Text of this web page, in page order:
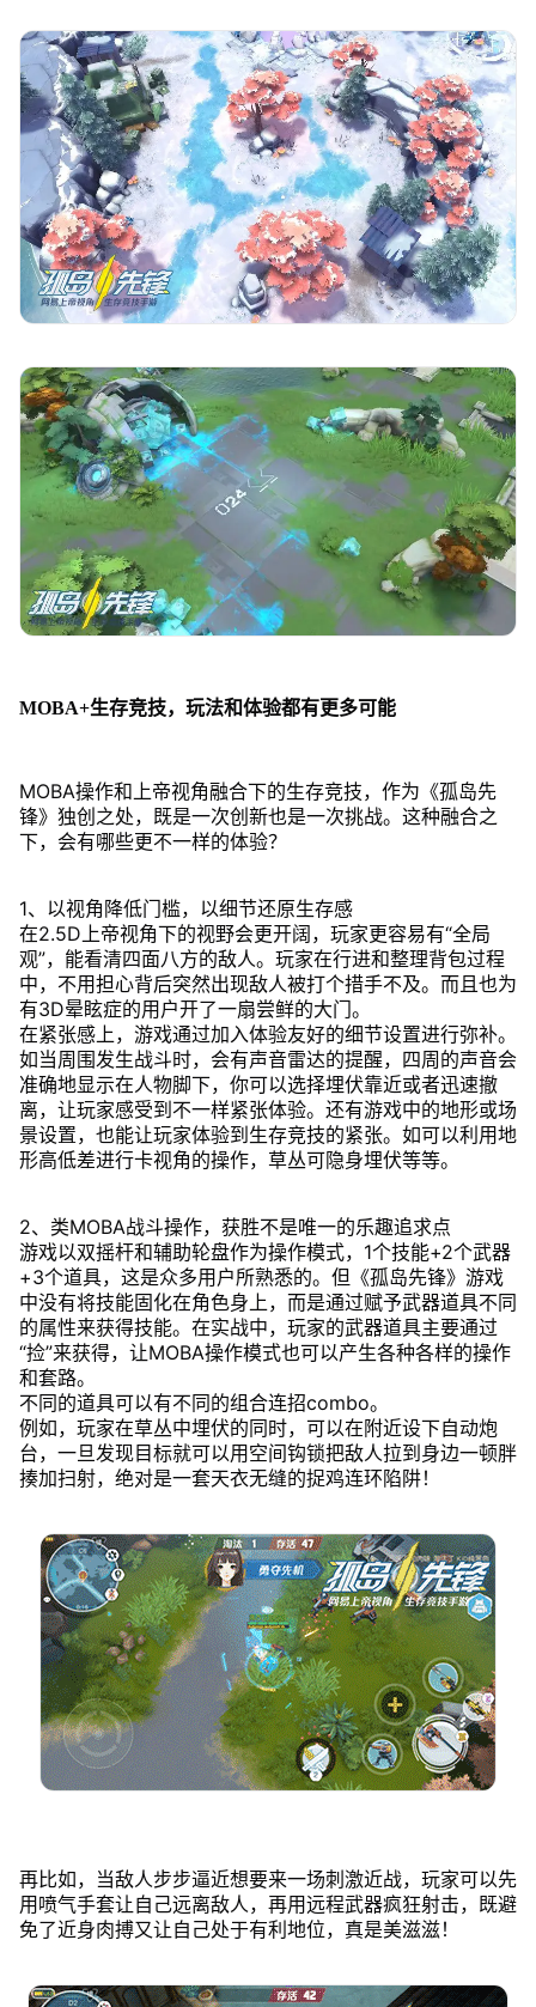
MOBA+生存竞技，玩法和体验都有更多可能
MOBA操作和上帝视角融合下的生存竞技，作为《孤岛先
锋》独创之处，既是一次创新也是一次挑战。这种融合之
下，会有哪些更不一样的体验？
1、以视角降低门槛，以细节还原生存感
在2.5D上帝视角下的视野会更开阔，玩家更容易有“全局
观”，能看清四面八方的敌人。玩家在行进和整理背包过程
中，不用担心背后突然出现敌人被打个措手不及。而且也为
有3D晕眩症的用户开了一扇尝鲜的大门。
在紧张感上，游戏通过加入体验友好的细节设置进行弥补。
如当周围发生战斗时，会有声音雷达的提醒，四周的声音会
准确地显示在人物脚下，你可以选择埋伏靠近或者迅速撤
离，让玩家感受到不一样紧张体验。还有游戏中的地形或场
景设置，也能让玩家体验到生存竞技的紧张。如可以利用地
形高低差进行卡视角的操作，草丛可隐身埋伏等等。
2、类MOBA战斗操作，获胜不是唯一的乐趣追求点
游戏以双摇杆和辅助轮盘作为操作模式，1个技能+2个武器
+3个道具，这是众多用户所熟悉的。但《孤岛先锋》游戏
中没有将技能固化在角色身上，而是通过赋予武器道具不同
的属性来获得技能。在实战中，玩家的武器道具主要通过
“捡”来获得，让MOBA操作模式也可以产生各种各样的操作
和套路。
不同的道具可以有不同的组合连招combo。
例如，玩家在草丛中埋伏的同时，可以在附近设下自动炮
台，一旦发现目标就可以用空间钩锁把敌人拉到身边一顿胖
揍加扫射，绝对是一套天衣无缝的捉鸡连环陷阱！
再比如，当敌人步步逼近想要来一场刺激近战，玩家可以先
用喷气手套让自己远离敌人，再用远程武器疯狂射击，既避
免了近身肉搏又让自己处于有利地位，真是美滋滋！